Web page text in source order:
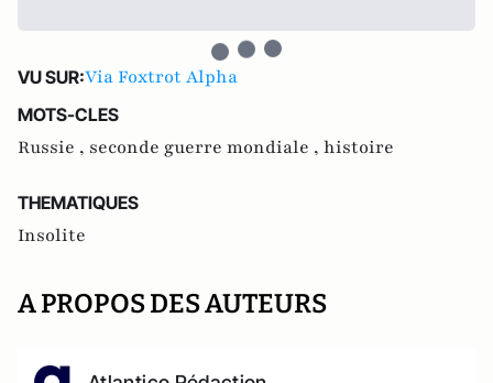
VU SUR:Via Foxtrot Alpha
MOTS-CLES
Russie , seconde guerre mondiale , histoire
THEMATIQUES
Insolite
A PROPOS DES AUTEURS